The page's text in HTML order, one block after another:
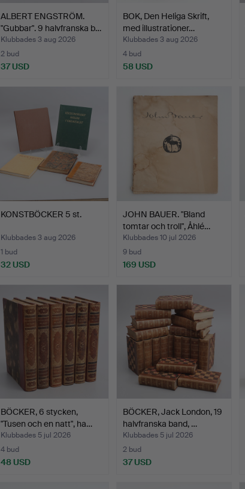
ALBERT ENGSTRÖM.
"Gubbar". 9 halvfranska b…
Klubbades 3 aug 2026
2 bud
37 USD
BOK, Den Heliga Skrift,
med illustrationer…
Klubbades 3 aug 2026
4 bud
58 USD
KONSTBÖCKER 5 st.
Klubbades 3 aug 2026
1 bud
32 USD
JOHN BAUER. "Bland
tomtar och troll", Åhlé…
Klubbades 10 jul 2026
9 bud
169 USD
BÖCKER, 6 stycken,
"Tusen och en natt", ha…
Klubbades 5 jul 2026
4 bud
48 USD
BÖCKER, Jack London, 19
halvfranska band, …
Klubbades 5 jul 2026
2 bud
37 USD